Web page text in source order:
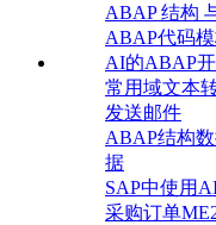
ABAP 结构
ABAP代码
AI的ABAP
常用域文本
发送邮件
ABAP结构
据
SAP中使用
采购订单